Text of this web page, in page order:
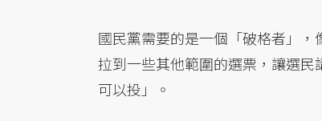
國民黨需要的是一個「破格者」
拉到一些其他範圍的選票，讓選民
可以投」。